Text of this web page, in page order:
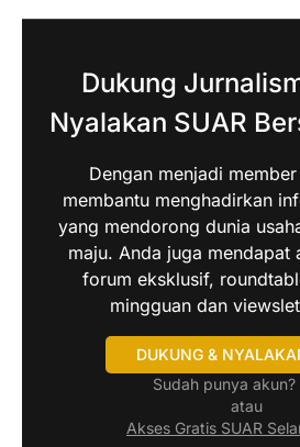
Dukung
Nyalakan SUAR
Dengan menjadi
membantu menghadirkan
yang mendorong dunia
maju. Anda juga mendapat
forum eksklusif,
mingguan dan
DUKUNG &
Sudah punya akun?
atau
Akses Gratis SUAR